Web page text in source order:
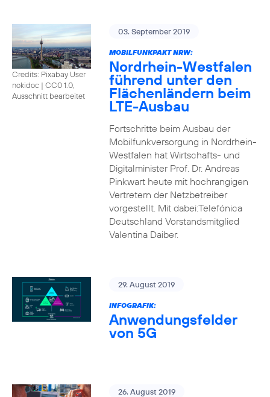
Credits: Pixabay User
nokidoc | CC0 1.0,
Ausschnitt bearbeitet
03. September 2019
MOBILFUNKPAKT NRW:
Nordrhein-Westfalen
führend unter den
Flächenländern beim
LTE-Ausbau
Fortschritte beim Ausbau der
Mobilfunkversorgung in Nordrhein-
Westfalen hat Wirtschafts- und
Digitalminister Prof. Dr. Andreas
Pinkwart heute mit hochrangigen
Vertretern der Netzbetreiber
vorgestellt. Mit dabei:Telefónica
Deutschland Vorstandsmitglied
Valentina Daiber.
29. August 2019
INFOGRAFIK:
Anwendungsfelder
von 5G
26. August 2019